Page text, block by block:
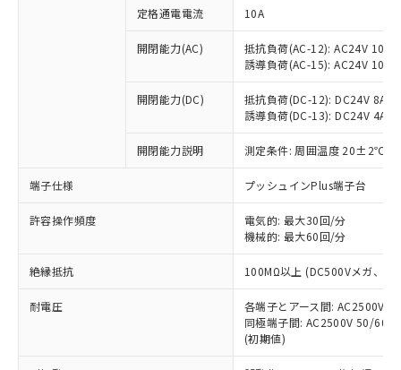
定格通電電流 10A
開閉能力(AC)
抵抗負荷(AC-12): AC24V 10A/
誘導負荷(AC-15): AC24V
開閉能力(DC)
抵抗負荷(DC-12): DC24V 8A/
誘導負荷(DC-13): DC24V 4A/
開閉能力説明 測定条件: 周囲温度 20±2℃、
端子仕様 プッシュインPlus端子台
許容操作頻度
電気的: 最大30回/分
機械的: 最大60回/分
絶縁抵抗 100MΩ以上 (DC500Vメガ、点
耐電圧
各端子とアース間: AC2500V
同極端子間: AC2500V 50/
(初期値)
ご利用条件
以下の条件をお読みいただき、同意のうえ
ご利用ください。
本サービスは、当社制御機器事業取扱
商品の当社在庫状況および標準価格
(税抜)を提供させていただくもので
当社制御機器事業取扱商品の中には、
本サービスの対象外となる商品もある
ことをご了承ください。
在庫状況および標準価格照会結果は、
記載している更新日時点での社内デー
タに基づき作成されるものであり、閲
覧された時点での実際の在庫および標
準価格とは異なる場合があることをご
対応予定：EU RoHS指令（10物質）の非含
有に対応した製品に切り替える予定のある
対応予定なし：EU RoHS指令（10物質）の
非含有に非対応の商品で、対応品を出す予
定はありません。
調査・確認中：EU RoHS指令（10物質）の
非含有の対応状況を調査中または確認中の
非該当品：ライセンス料など無形物で、有
害物質有無と関係のない商品です。
仕入先様の事情により、非含有部品として
いたものが、含有品と判明した場合などや
むを得ず変更することがあります。
鉛(Pb) 1000ppm以下、 水銀(Hg) 1000ppm以下、 カド
六価クロム(Cr(Ⅵ)) 1000ppm以下、ポリ臭化ビフェニル
類(PBB) 1000ppm以下、ポリ臭化ジフェニルエーテル類
(PBDE) 1000ppm以下、フタル酸ビス(2-エチルヘキシ
※1 中国RoHS○×表
「○」：最大均質材料含有率が中国RoHSの
基準値以下であることを示します。
「×」：最大均質材料含有率が中国RoHSの
基準値を超えていることを示します。
「－」：未確認です。当社販売部門へお問
い合わせください。
*中国RoHS10物質の基準値 (GB/T26572)：
Pb(鉛) :1000ppm、 Hg(水銀) : 1000ppm、 Cd(カドミウ
Cr(Ⅵ)(六価クロム) : 1000ppm、 PBBs(ポリ臭化ビフェ
当社は、これら貴社製品のうち、外国
為替および外国貿易法に定める商品
（以下｢規制貨物等」という）を輸出
国政府の輸出許可(または役務取引許
可)を取得するなどの必要な手続きを